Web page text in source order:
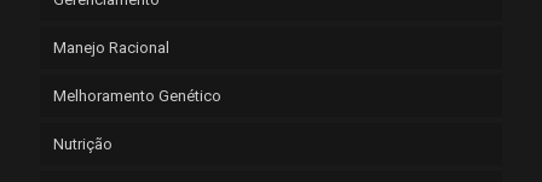
Manejo Racional
Melhoramento Genético
Nutrição